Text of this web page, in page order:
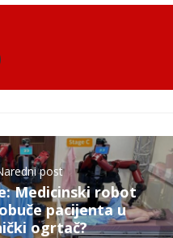
post
Medicinski robot
pacijenta u
ogrtač?